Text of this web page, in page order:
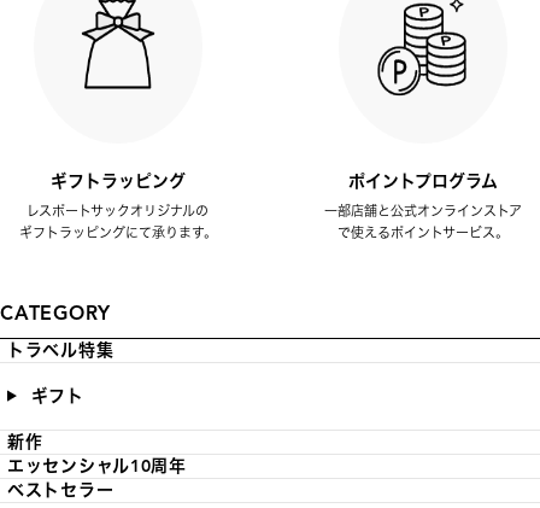
ギフトラッピング
レスポートサックオリジナルの
ギフトラッピングにて承ります。
ポイントプログラム
一部店舗と公式オンラインストア
で使えるポイントサービス。
CATEGORY
トラベル特集
ギフト
新作
エッセンシャル10周年
ベストセラー